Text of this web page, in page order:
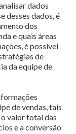
dados
desses dados, é
dos
e quais áreas
é possível
de
da equipe de
de vendas, tais
valor total das
e a conversão